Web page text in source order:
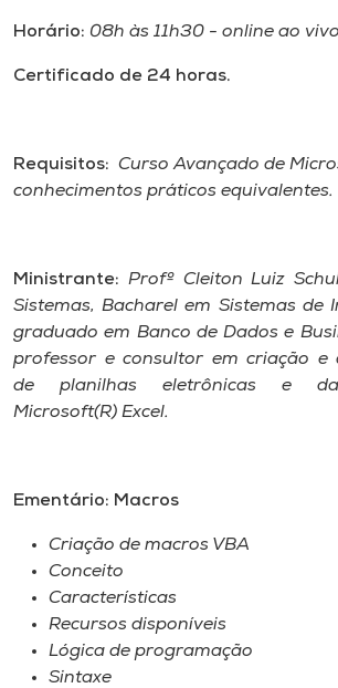
Selecione
o idioma
A-
Horário: 08h às 11h30 - online ao vivo
Certificado de 24 horas.
Requisitos: Curso Avançado de
conhecimentos práticos equivalentes.
Ministrante: Profº Cleiton Luiz
Sistemas, Bacharel em Sistemas de
graduado em Banco de Dados e
professor e consultor em criação e
de planilhas eletrônicas e
Microsoft(R) Excel.
Ementário: Macros
Criação de macros VBA
Conceito
Características
Recursos disponíveis
Lógica de programação
Sintaxe